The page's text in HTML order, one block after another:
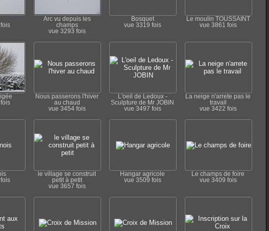
Arc vu depuis les
champs
vue 3293 fois
Bosquet
vue 3319 fois
Le moulin TOUSSAINT
vue 3861 fois
Nous passerons l'hiver
au chaud
vue 3454 fois
L'oeil de Ledoux -
Sculpture de Mr JOBIN
vue 3497 fois
La neige n'arrete pas le
travail
vue 3422 fois
le village se construit
petit à petit
vue 3657 fois
Hangar agricole
vue 3509 fois
Le champs de foire
vue 3409 fois